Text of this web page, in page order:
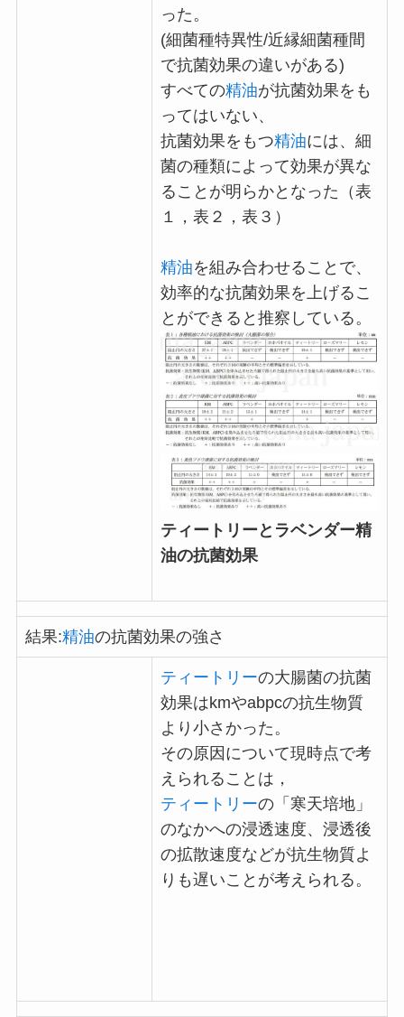
った。
(細菌種特異性/近縁細菌種間
で抗菌効果の違いがある)
すべての精油が抗菌効果をも
ってはいない、
抗菌効果をもつ精油には、細
菌の種類によって効果が異な
ることが明らかとなった（表
１，表２，表３）
精油を組み合わせることで、
効率的な抗菌効果を上げるこ
とができると推察している。
ティートリーとラベンダー精
油の抗菌効果
結果:精油の抗菌効果の強さ
ティートリーの大腸菌の抗菌
効果はkmやabpcの抗生物質
より小さかった。
その原因について現時点で考
えられることは，
ティートリーの「寒天培地」
のなかへの浸透速度、浸透後
の拡散速度などが抗生物質よ
りも遅いことが考えられる。